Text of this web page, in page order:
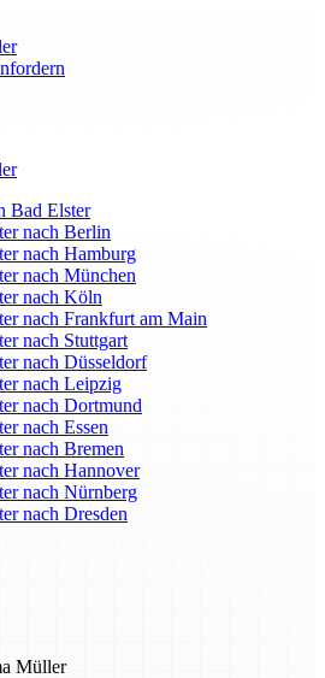
Bad Elster
nach Berlin
nach Hamburg
nach München
nach Köln
nach Frankfurt am Main
nach Stuttgart
nach Düsseldorf
nach Leipzig
nach Dortmund
nach Essen
nach Bremen
nach Hannover
nach Nürnberg
nach Dresden
Müller